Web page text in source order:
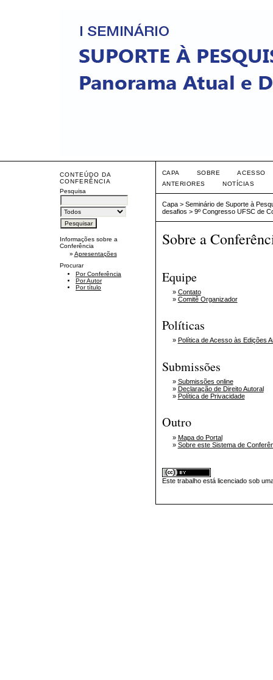
CONTEÚDO DA
CONFERÊNCIA
Pesquisa
Informações sobre a
Conferência
» Apresentações
Procurar
Por Conferência
Por Autor
Por título
CAPA SOBRE
ACESSO
ANTERIORES
NOTÍCIAS
Capa> Seminário de Suporte à
desafios > 9º Congresso UFSC de
Sobre a
Equipe
» Contato
» Comitê Organizador
Políticas
» Política de Acesso às Edições
Submissões
» Submissões online
» Declaração de Direito Autoral
» Política de Privacidade
Outro
» Mapa do Portal
» Sobre este Sistema de
Este trabalho está licenciado sob